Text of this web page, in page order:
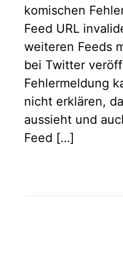
komischen
Feed URL
weiteren Feeds
bei Twitter
Fehlermeldung
nicht erklären,
aussieht und
Feed […]